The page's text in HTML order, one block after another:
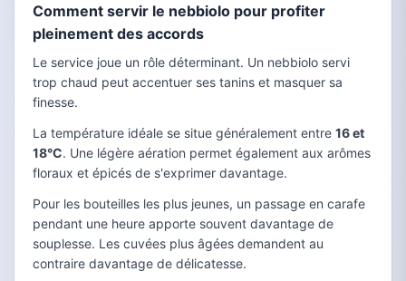
Comment servir le nebbiolo pour profiter
pleinement des accords
Le service joue un rôle déterminant. Un nebbiolo servi
trop chaud peut accentuer ses tanins et masquer sa
finesse.
La température idéale se situe généralement entre 16 et
18°C. Une légère aération permet également aux arômes
floraux et épicés de s'exprimer davantage.
Pour les bouteilles les plus jeunes, un passage en carafe
pendant une heure apporte souvent davantage de
souplesse. Les cuvées plus âgées demandent au
contraire davantage de délicatesse.